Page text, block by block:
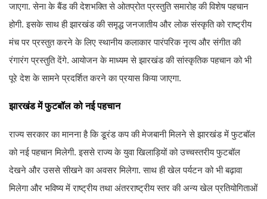
जाएगा. सेना के बैंड की देशभक्ति से ओतप्रोत प्रस्तुति समारोह की विशेष पहचान
होगी. इसके साथ ही झारखंड की समृद्ध जनजातीय और लोक संस्कृति को राष्ट्रीय
मंच पर प्रस्तुत करने के लिए स्थानीय कलाकार पारंपरिक नृत्य और संगीत की
रंगारंग प्रस्तुति देंगे. आयोजन के माध्यम से झारखंड की सांस्कृतिक पहचान को भी
पूरे देश के सामने प्रदर्शित करने का प्रयास किया जाएगा.
झारखंड में फुटबॉल को नई पहचान
राज्य सरकार का मानना है कि डूरंड कप की मेजबानी मिलने से झारखंड में फुटबॉल
को नई पहचान मिलेगी. इससे राज्य के युवा खिलाड़ियों को उच्चस्तरीय फुटबॉल
देखने और उससे सीखने का अवसर मिलेगा. साथ ही खेल पर्यटन को भी बढ़ावा
मिलेगा और भविष्य में राष्ट्रीय तथा अंतरराष्ट्रीय स्तर की अन्य खेल प्रतियोगिताओं